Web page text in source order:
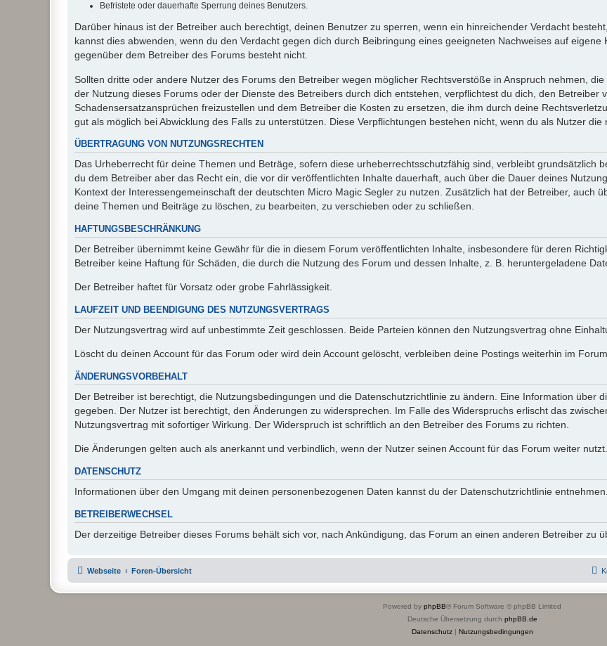
Befristete oder dauerhafte Sperrung deines Benutzers.
Darüber hinaus ist der Betreiber auch berechtigt, deinen Benutzer zu sperren, wenn ein hinreichender Verdacht
kannst dies abwenden, wenn du den Verdacht gegen dich durch Beibringung eines geeigneten Nachweises auf
gegenüber dem Betreiber des Forums besteht nicht.
Sollten dritte oder andere Nutzer des Forums den Betreiber wegen möglicher Rechtsverstöße in Anspruch nehmen,
der Nutzung dieses Forums oder der Dienste des Betreibers durch dich entstehen, verpflichtest du dich, den Betreiber
Schadensersatzansprüchen freizustellen und dem Betreiber die Kosten zu ersetzen, die ihm durch deine
gut als möglich bei Abwicklung des Falls zu unterstützen. Diese Verpflichtungen bestehen nicht, wenn du als Nutzer
ÜBERTRAGUNG VON NUTZUNGSRECHTEN
Das Urheberrecht für deine Themen und Beträge, sofern diese urheberrechtsschutzfähig sind, verbleibt grundsätzlich
du dem Betreiber aber das Recht ein, die vor dir veröffentlichten Inhalte dauerhaft, auch über die Dauer deines
Kontext der Interessengemeinschaft der deutschten Micro Magic Segler zu nutzen. Zusätzlich hat der Betreiber, auch
deine Themen und Beiträge zu löschen, zu bearbeiten, zu verschieben oder zu schließen.
HAFTUNGSBESCHRÄNKUNG
Der Betreiber übernimmt keine Gewähr für die in diesem Forum veröffentlichten Inhalte, insbesondere für deren
Betreiber keine Haftung für Schäden, die durch die Nutzung des Forum und dessen Inhalte, z. B. heruntergeladene
Der Betreiber haftet für Vorsatz oder grobe Fahrlässigkeit.
LAUFZEIT UND BEENDIGUNG DES NUTZUNGSVERTRAGS
Der Nutzungsvertrag wird auf unbestimmte Zeit geschlossen. Beide Parteien können den Nutzungsvertrag ohne
Löscht du deinen Account für das Forum oder wird dein Account gelöscht, verbleiben deine Postings weiterhin im
ÄNDERUNGSVORBEHALT
Der Betreiber ist berechtigt, die Nutzungsbedingungen und die Datenschutzrichtlinie zu ändern. Eine Information über
gegeben. Der Nutzer ist berechtigt, den Änderungen zu widersprechen. Im Falle des Widerspruchs erlischt das
Nutzungsvertrag mit sofortiger Wirkung. Der Widerspruch ist schriftlich an den Betreiber des Forums zu richten.
Die Änderungen gelten auch als anerkannt und verbindlich, wenn der Nutzer seinen Account für das Forum weiter nutzt.
DATENSCHUTZ
Informationen über den Umgang mit deinen personenbezogenen Daten kannst du der Datenschutzrichtlinie entnehmen.
BETREIBERWECHSEL
Der derzeitige Betreiber dieses Forums behält sich vor, nach Ankündigung, das Forum an einen anderen Betreiber zu
Webseite Foren-Übersicht
Powered by phpBB® Forum Software © phpBB Limited
Deutsche Übersetzung durch phpBB.de
Datenschutz| Nutzungsbedingungen